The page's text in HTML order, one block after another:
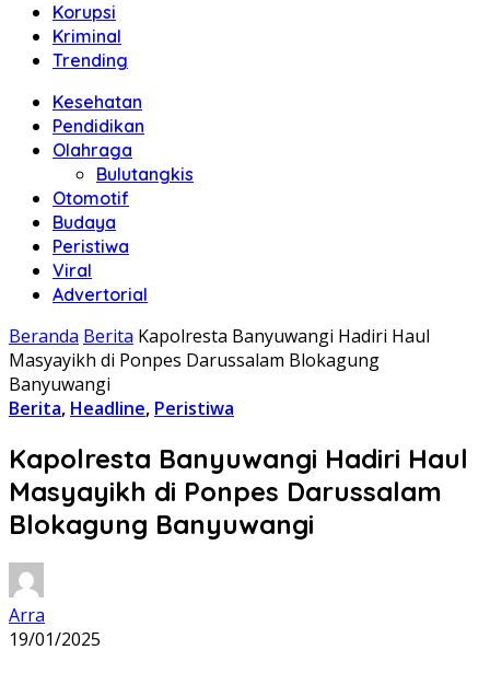
Korupsi
Kriminal
Trending
Kesehatan
Pendidikan
Olahraga
Bulutangkis
Otomotif
Budaya
Peristiwa
Viral
Advertorial
Beranda Berita Kapolresta Banyuwangi Hadiri Haul
Masyayikh di Ponpes Darussalam Blokagung
Banyuwangi
Berita, Headline, Peristiwa
Kapolresta Banyuwangi Hadiri Haul
Masyayikh di Ponpes Darussalam
Blokagung Banyuwangi
Arra
19/01/2025